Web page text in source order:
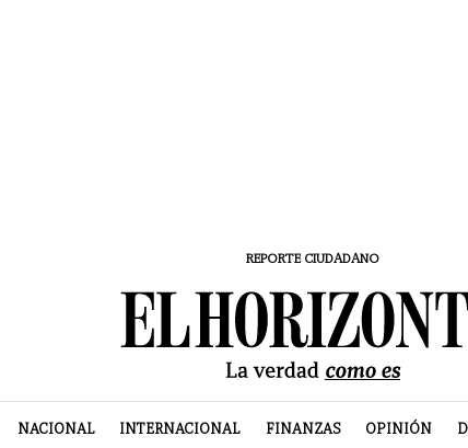
REPORTE CIUDADANO
NACIONAL INTERNACIONAL FINANZAS OPINIÓN